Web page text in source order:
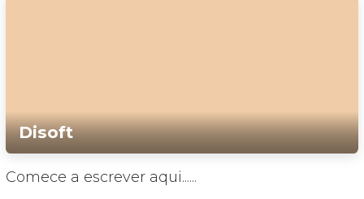
Disoft
Comece a escrever aqui......